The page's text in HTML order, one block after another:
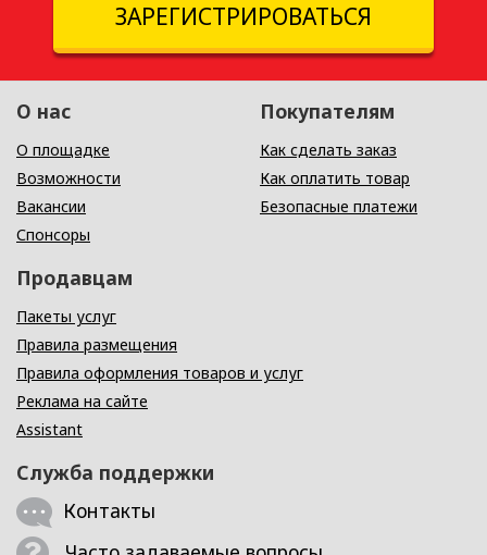
ЗАРЕГИСТРИРОВАТЬСЯ
О нас
О площадке
Возможности
Вакансии
Спонсоры
Покупателям
Как сделать заказ
Как оплатить товар
Безопасные платежи
Продавцам
Пакеты услуг
Правила размещения
Правила оформления товаров и услуг
Реклама на сайте
Assistant
Служба поддержки
Контакты